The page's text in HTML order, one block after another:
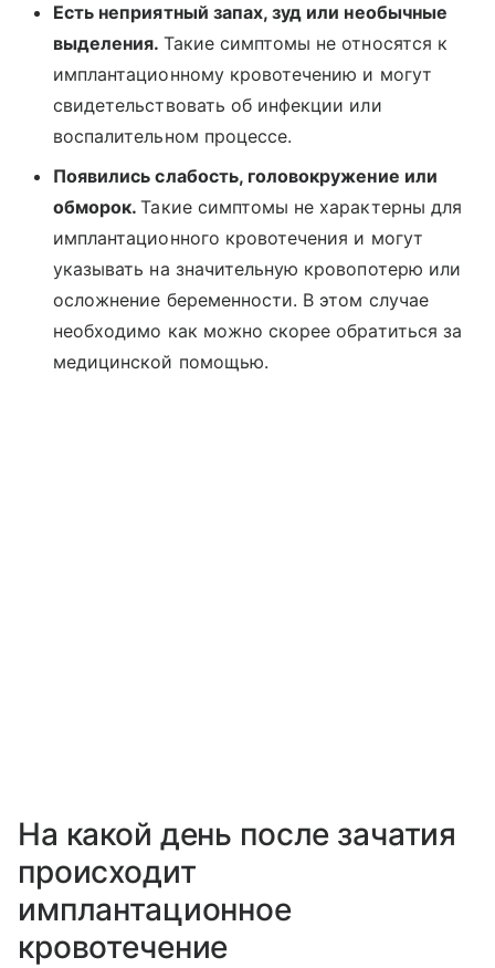
Есть неприятный запах, зуд или необычные
выделения. Такие симптомы не относятся к
имплантационному кровотечению и могут
свидетельствовать об инфекции или
воспалительном процессе.
Появились слабость, головокружение или
обморок.Такие симптомы не характерны для
имплантационного кровотечения и могут
указывать на значительную кровопотерю или
осложнение беременности. В этом случае
необходимо как можно скорее обратиться за
медицинской помощью.
На какой день после зачатия
происходит
имплантационное
кровотечение